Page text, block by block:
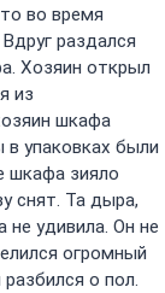
во время
раздался
Хозяин открыл
из
шкафа
в упаковках были
шкафа зияло
снят. Та дыра,
удивила. Он не
огромный
о пол.